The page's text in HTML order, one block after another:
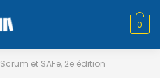
0
Scrum et SAFe, 2e édition